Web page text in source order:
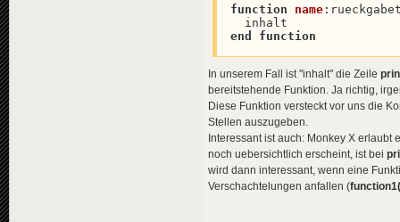
function name:
end
function
In unserem Fall ist "inhalt" die Zeile
bereitstehende Funktion. Ja richtig,
Diese Funktion versteckt vor uns die
Stellen auszugeben.
Interessant ist auch: Monkey X
noch uebersichtlich erscheint, ist bei
wird dann interessant, wenn eine
Verschachtelungen anfallen (